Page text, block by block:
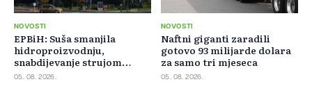
NOVOSTI
EPBiH: Suša smanjila
hidroproizvodnju,
snabdijevanje strujom
ostaje stabilno
05. 08. 2026.
NOVOSTI
Naftni giganti zaradili
gotovo 93 milijarde dolara
za samo tri mjeseca
05. 08. 2026.